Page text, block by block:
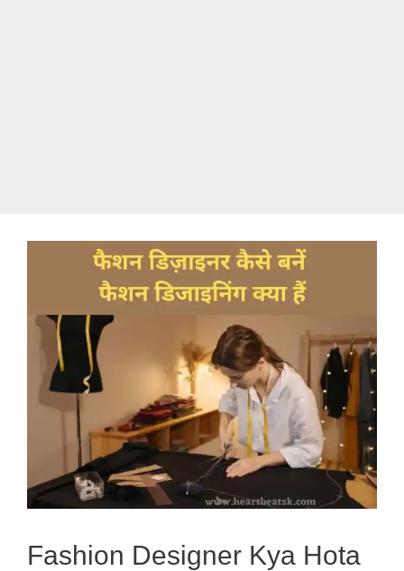
Fashion Designer Kya Hota